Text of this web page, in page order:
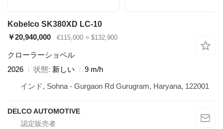
Kobelco SK380XD LC-10
￥20,940,000
€115,000 ≈ $132,900
クローラーショベル
2026
状態 新しい
9 m/h
インド, Sohna - Gurgaon Rd Gurugram, Haryana, 122001
DELCO AUTOMOTIVE